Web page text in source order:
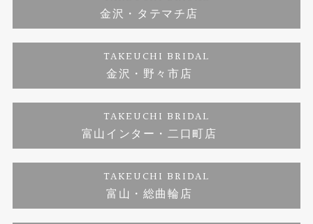
ダイヤモンド
ジュエリーリフォーム
ブランドリスト
福井指輪工房｜手作りペアリング
福井指輪工房｜手作り結婚指輪 and 婚約指輪
福井工房｜手作り婚約指輪プロポーズプラン
お客様の声
プライバシーポリシー
金沢・タテマチ店
TAKEUCHI BRIDAL
金沢・野々市店
TAKEUCHI BRIDAL
富山インター・二口町店
TAKEUCHI BRIDAL
富山・総曲輪店